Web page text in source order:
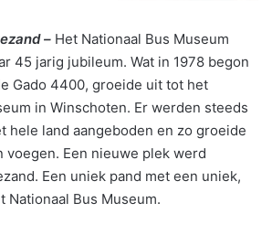
– Het Nationaal Bus Museum
45 jarig jubileum. Wat in 1978 begon
Gado 4400, groeide uit tot het
in Winschoten. Er werden steeds
hele land aangeboden en zo groeide
voegen. Een nieuwe plek werd
Een uniek pand met een uniek,
Nationaal Bus Museum.